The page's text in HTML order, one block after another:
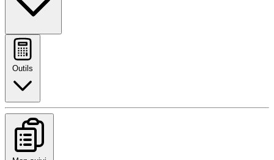
Outils